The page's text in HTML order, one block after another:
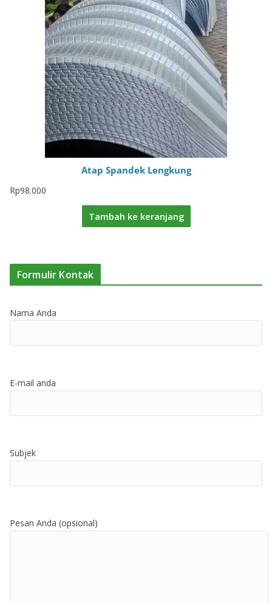
Atap Spandek Lengkung
Rp98.000
Tambah ke keranjang
Formulir Kontak
Nama Anda
E-mail anda
Subjek
Pesan Anda (opsional)